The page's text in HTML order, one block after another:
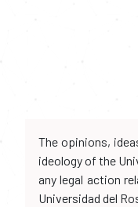
The opinions,
ideology of the
any legal action
Universidad del